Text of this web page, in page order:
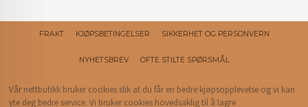
FRAKT KJØPSBETINGELSER SIKKERHET OG PERSONVERN
NYHETSBREV OFTE STILTE SPØRSMÅL
Vår nettbutikk bruker cookies slik at du får en bedre kjøpsopplevelse og vi kan
yte deg bedre service. Vi bruker cookies hovedsaklig til å lagre